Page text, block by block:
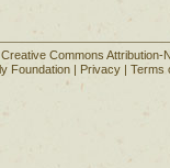
Commons Attribution-
Foundation | Privacy | Terms